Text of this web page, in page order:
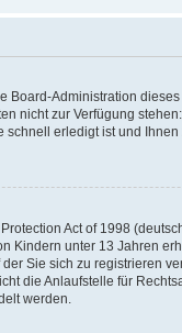
Administration
nicht zur Verfügung
erledigt ist und Ihnen
Act of 1998
Kindern unter 13 Jahren
Sie sich zu registrieren
die Anlaufstelle für
werden.